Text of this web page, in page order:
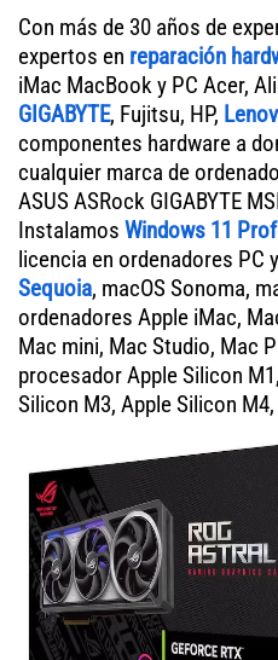
Con más de 30 años de
expertos en reparación
iMac MacBook y PC Acer,
GIGABYTE, Fujitsu, HP,
componentes hardware a
cualquier marca de
ASUS ASRock GIGABYTE
Instalamos Windows 11
licencia en ordenadores PC
Sequoia, macOS Sonoma,
ordenadores Apple iMac,
Mac mini, Mac Studio, Mac
procesador Apple Silicon
Silicon M3, Apple Silicon